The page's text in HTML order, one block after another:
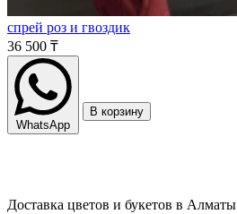
спрей роз и гвоздик
36 500 ₸
WhatsApp
В корзину
Доставка цветов и букетов в Алматы